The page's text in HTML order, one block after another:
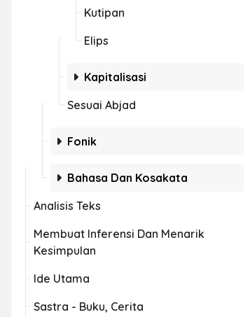
Kutipan
Elips
Kapitalisasi
Sesuai Abjad
Fonik
Bahasa Dan Kosakata
Analisis Teks
Membuat Inferensi Dan Menarik
Kesimpulan
Ide Utama
Sastra - Buku, Cerita